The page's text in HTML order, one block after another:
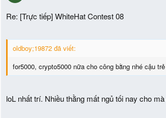
Re: [Trực tiếp] WhiteHat Contest 08
oldboy;19872 đã viết:
for5000, crypto5000 nữa cho công bằng nhé cậu trẻ
loL nhất trí. Nhiều thằng mất ngủ tối nay cho